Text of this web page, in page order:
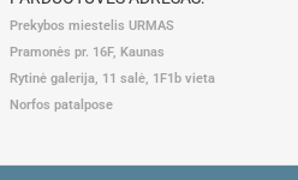
Prekybos miestelis URMAS
Pramonės pr. 16F, Kaunas
Rytinė galerija, 11 salė, 1F1b vieta
Norfos patalpose